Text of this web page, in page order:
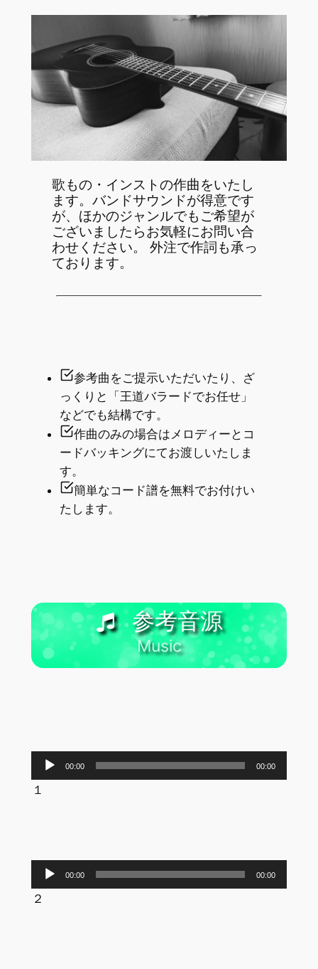
歌もの・インストの作曲をいたし
ます。バンドサウンドが得意です
が、ほかのジャンルでもご希望が
ございましたらお気軽にお問い合
わせください。 外注で作詞も承っ
ております。
参考曲をご提示いただいたり、ざ
っくりと「王道バラードでお任せ」
などでも結構です。
作曲のみの場合はメロディーとコ
ードバッキングにてお渡しいたしま
す。
簡単なコード譜を無料でお付けい
たします。
参考音源
Music
声
プ
00:00 00:00
１
声
プ
00:00 00:00
２